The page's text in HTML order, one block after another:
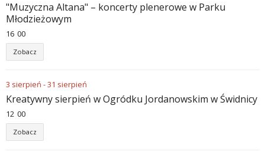
"Muzyczna Altana" – koncerty plenerowe w Parku
Młodzieżowym
16 00
Zobacz
3 sierpień -31 sierpień
Kreatywny sierpień w Ogródku Jordanowskim w Świdnicy
12 00
Zobacz